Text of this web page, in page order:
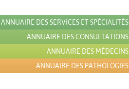
ANNUAIRE DES SERVICES ET SPÉCIALITÉS
ANNUAIRE DES CONSULTATIONS
ANNUAIRE DES MÉDECINS
ANNUAIRE DES PATHOLOGIES